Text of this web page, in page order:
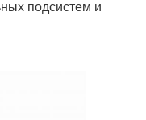
подсистем и